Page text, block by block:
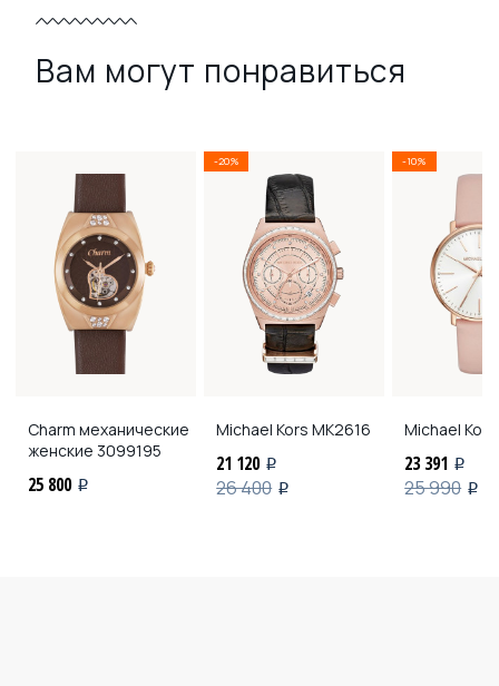
Вам могут понравиться
Charm механические
женские 3099195
25 800 i
-20%
Michael Kors MK2616
21 120 i
26 400 i
-10%
Michael Kors
23 391 i
25 990 i